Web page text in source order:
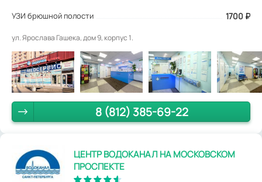
УЗИ брюшной полости 1700 ₽
ул. Ярослава Гашека, дом 9, корпус 1.
8 (812) 385-69-22
ЦЕНТР ВОДОКАНАЛ НА МОСКОВСКОМ
ПРОСПЕКТЕ